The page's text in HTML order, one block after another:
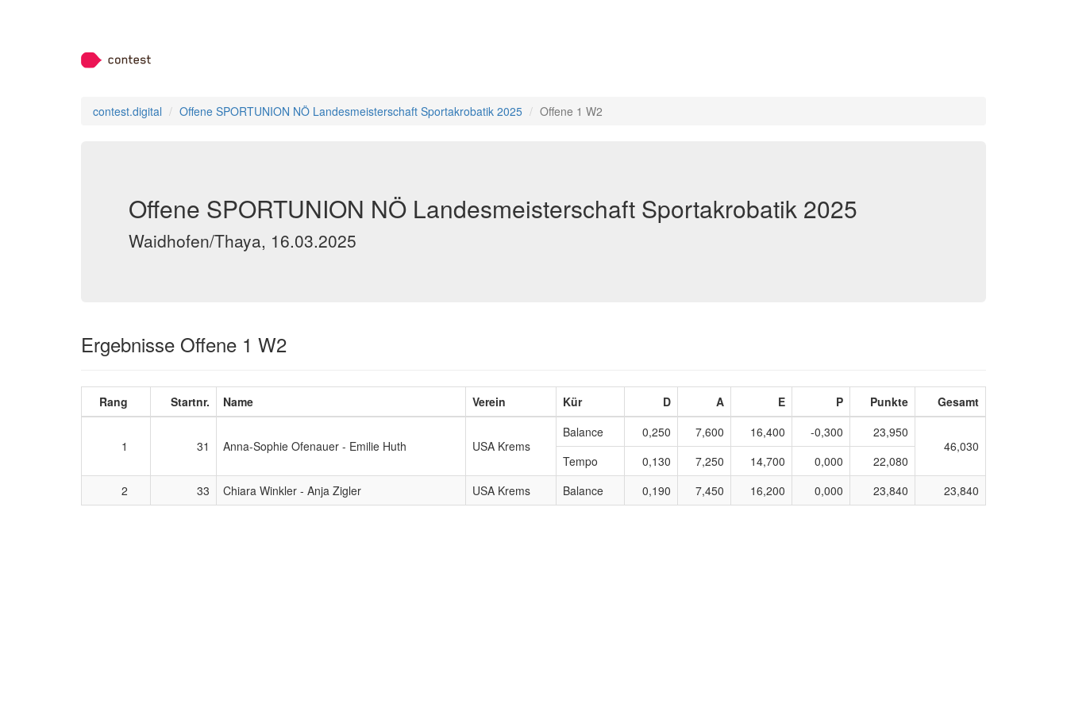
contest.digital Offene SPORTUNION NÖ Landesmeisterschaft Sportakrobatik 2025 Offene 1 W2
Offene SPORTUNION NÖ Landesmeisterschaft Sportakrobatik 2025
Waidhofen/Thaya, 16.03.2025
Ergebnisse Offene 1 W2
Rang Startnr. Name Verein Kür D A E P Punkte Gesamt
1 31 Anna-Sophie Ofenauer - Emilie Huth USA Krems
Balance 0,250 7,600 16,400 -0,300
23,950
46,030
Tempo
0,130 7,250 14,700 0,000
22,080
2
33 Chiara Winkler - Anja Zigler USA Krems Balance 0,190 7,450 16,200 0,000 23,840 23,840